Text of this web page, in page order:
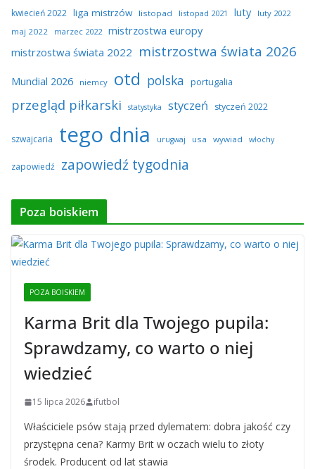
kwiecień 2022 liga mistrzów listopad listopad 2021 luty
luty 2022
maj 2022
marzec 2022 mistrzostwa europy
mistrzostwa świata 2022 mistrzostwa świata 2026
Mundial 2026 niemcy otd polska portugalia
przegląd piłkarski statystyka styczeń styczeń 2022
szwajcaria tego dnia urugwaj usa wywiad włochy
zapowiedź zapowiedź tygodnia
Poza boiskiem
POZA BOISKIEM
Karma Brit dla Twojego pupila:
Sprawdzamy, co warto o niej
wiedzieć
15 lipca 2026 ifutbol
Właściciele psów stają przed dylematem: dobra jakość czy
przystępna cena? Karmy Brit w oczach wielu to złoty
środek. Producent od lat stawia